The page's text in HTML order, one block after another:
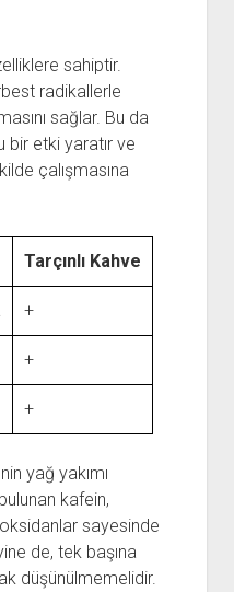
sahiptir.
radikallerle
sağlar. Bu da
bir etki yaratır ve
çalışmasına
Tarçınlı Kahve
+
+
+
yağ yakımı
kafein,
sayesinde
de, tek başına
düşünülmemelidir.